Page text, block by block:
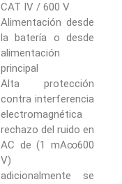
CAT IV / 600 V
Alimentación desde
la batería o desde
alimentación
principal
Alta protección
contra interferencia
electromagnética
rechazo del ruido en
AC de (1 mA∞600
V)
adicionalmente se